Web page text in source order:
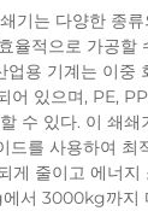
기는 다양한 종
율적으로 가공할
업용 기계는 이중
어 있으며, PE,
수 있다. 이 쇄
드를 사용하여 최
게 줄이고 에너
서 3000kg까지